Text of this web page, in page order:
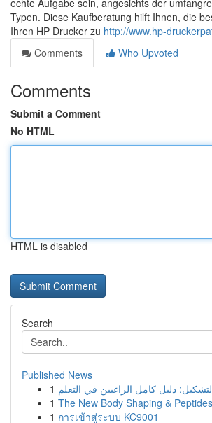
echte Aufgabe sein, angesichts der
Typen. Diese Kaufberatung hilft Ihnen, die
Ihren HP Drucker zu http://www.hp-
Comments
Who Upvoted
Comments
Submit a Comment
No HTML
HTML is disabled
Search
Published News
1 دليل كامل الراغبين في التعلم
1 The New Body Shaping &
1 การเข้าสู่ระบบ KC9001